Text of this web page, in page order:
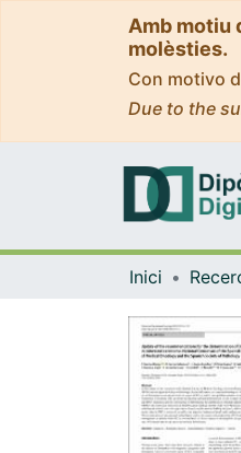
Amb motiu
molèsties.
Con motivo
Due to the
Inici